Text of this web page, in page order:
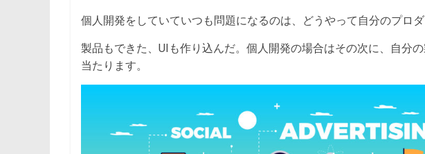
個人開発をしていていつも問題になるのは、どうやって自分のプロ
製品もできた、UIも作り込んだ。個人開発の場合はその次に、自分
当たります。